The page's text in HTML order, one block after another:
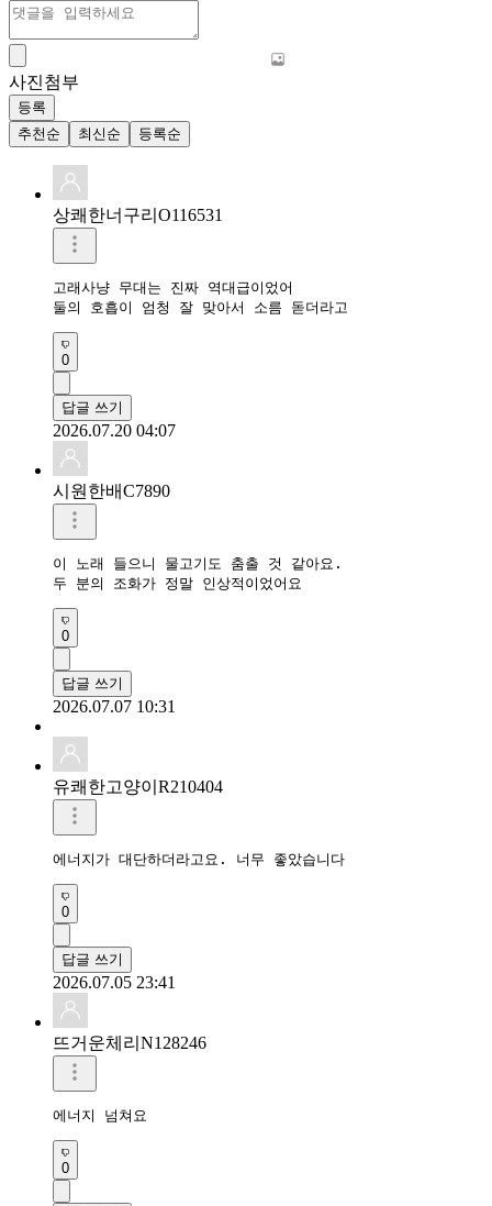
사진첨부
등록
추천순
최신순 등록순
상쾌한너구리O116531
고래사냥 무대는 진짜 역대급이었어
둘의 호흡이 엄청 잘 맞아서 소름 돋더라고
0
답글 쓰기
2026.07.20 04:07
시원한배C7890
이 노래 들으니 물고기도 춤출 것 같아요.
두 분의 조화가 정말 인상적이었어요
0
답글 쓰기
2026.07.07 10:31
유쾌한고양이R210404
에너지가 대단하더라고요. 너무 좋았습니다
0
답글 쓰기
2026.07.05 23:41
뜨거운체리N128246
에너지 넘쳐요
0